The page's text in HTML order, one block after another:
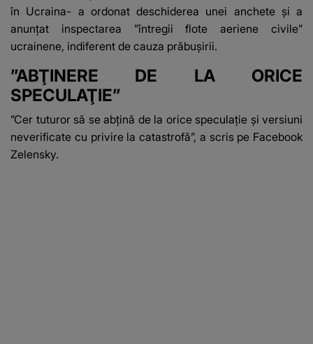
în Ucraina- a ordonat deschiderea unei anchete şi a
anunţat inspectarea ”întregii flote aeriene civile”
ucrainene, indiferent de cauza prăbuşirii.
”ABŢINERE DE LA ORICE
SPECULAŢIE”
”Cer tuturor să se abţină de la orice speculaţie şi versiuni
neverificate cu privire la catastrofă”, a scris pe Facebook
Zelensky.